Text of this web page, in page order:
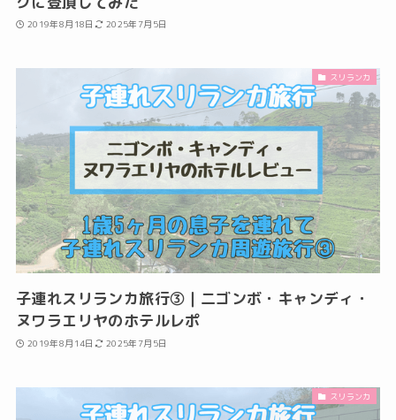
2019年8月18日 2025年7月5日
スリランカ
子連れスリランカ旅行③｜二ゴンボ・キャンディ・
ヌワラエリヤのホテルレポ
2019年8月14日 2025年7月5日
スリランカ